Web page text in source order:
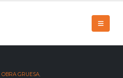
OBRA GRUESA,